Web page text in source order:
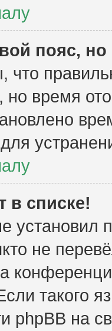
пояс,
но время
в списке!
установил
не
такого
phpBB на